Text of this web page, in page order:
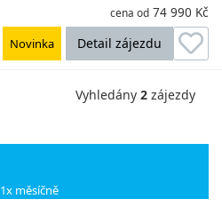
cena od 74 990 Kč
Detail zájezdu
Novinka
Vyhledány 2 zájezdy
1x měsíčně